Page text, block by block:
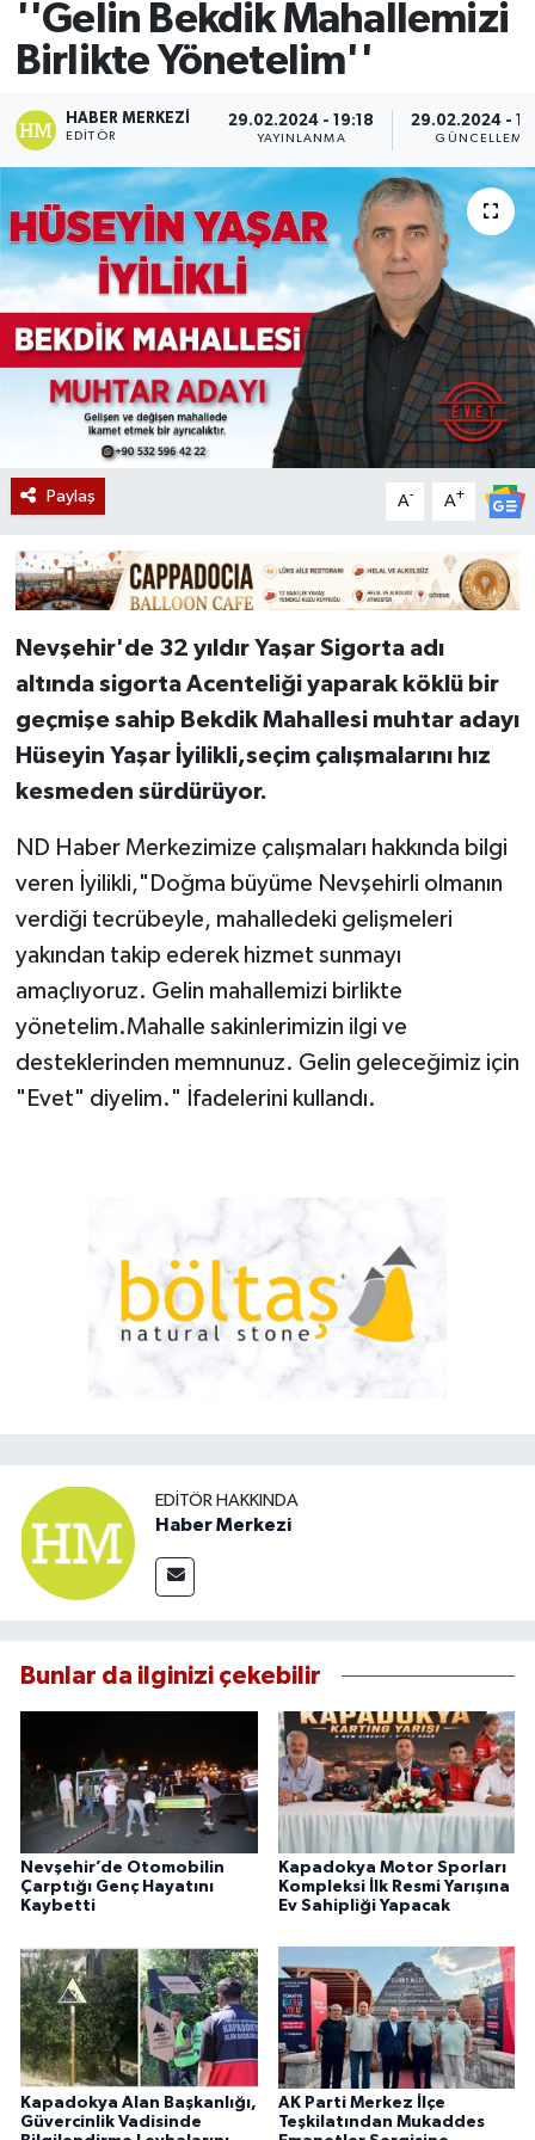
''Gelin Bekdik Mahallemizi
Birlikte Yönetelim''
HABER MERKEZI
EDITÖR
29.02.2024 - 19:18
YAYINLANMA
29.02.2024 -
GÜNCELLEME
Paylaş A- A+
Nevşehir'de 32 yıldır Yaşar Sigorta adı
altında sigorta Acenteliği yaparak köklü bir
geçmişe sahip Bekdik Mahallesi muhtar adayı
Hüseyin Yaşar İyilikli,seçim çalışmalarını hız
kesmeden sürdürüyor.
ND Haber Merkezimize çalışmaları hakkında bilgi
veren İyilikli,"Doğma büyüme Nevşehirli olmanın
verdiği tecrübeyle, mahalledeki gelişmeleri
yakından takip ederek hizmet sunmayı
amaçlıyoruz. Gelin mahallemizi birlikte
yönetelim.Mahalle sakinlerimizin ilgi ve
desteklerinden memnunuz. Gelin geleceğimiz için
"Evet" diyelim." İfadelerini kullandı.
EDITÖR HAKKINDA
Haber Merkezi
Bunlar da ilginizi çekebilir
Nevşehir’de Otomobilin
Çarptığı Genç Hayatını
Kaybetti
Kapadokya Motor Sporları
Kompleksi İlk Resmi Yarışına
Ev Sahipliği Yapacak
Kapadokya Alan Başkanlığı,
Güvercinlik Vadisinde
AK Parti Merkez İlçe
Teşkilatından Mukaddes